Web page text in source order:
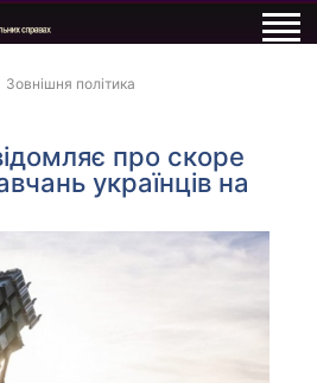
Зовнішня політика
про скоре
українців на